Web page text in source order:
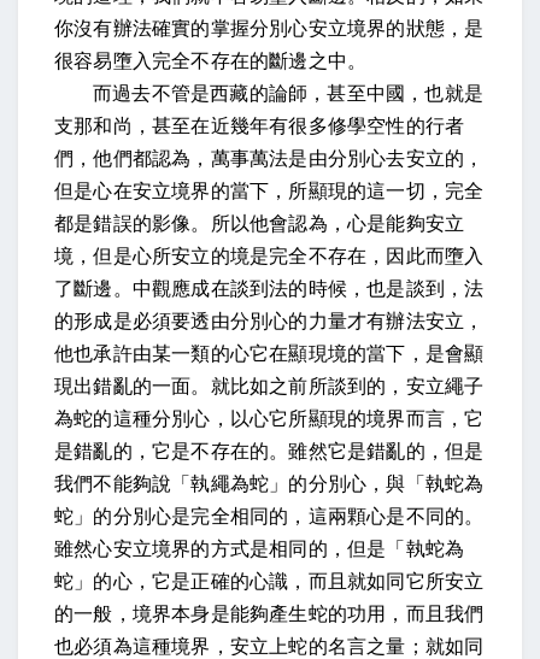
你沒有辦法確實的掌握分別心安立境界的狀態，是
很容易墮入完全不存在的斷邊之中。
而過去不管是西藏的論師，甚至中國，也就是
支那和尚，甚至在近幾年有很多修學空性的行者
們，他們都認為，萬事萬法是由分別心去安立的，
但是心在安立境界的當下，所顯現的這一切，完全
都是錯誤的影像。所以他會認為，心是能夠安立
境，但是心所安立的境是完全不存在，因此而墮入
了斷邊。中觀應成在談到法的時候，也是談到，法
的形成是必須要透由分別心的力量才有辦法安立，
他也承許由某一類的心它在顯現境的當下，是會顯
現出錯亂的一面。就比如之前所談到的，安立繩子
為蛇的這種分別心，以心它所顯現的境界而言，它
是錯亂的，它是不存在的。雖然它是錯亂的，但是
我們不能夠說「執繩為蛇」的分別心，與「執蛇為
蛇」的分別心是完全相同的，這兩顆心是不同的。
雖然心安立境界的方式是相同的，但是「執蛇為
蛇」的心，它是正確的心識，而且就如同它所安立
的一般，境界本身是能夠產生蛇的功用，而且我們
也必須為這種境界，安立上蛇的名言之量；就如同